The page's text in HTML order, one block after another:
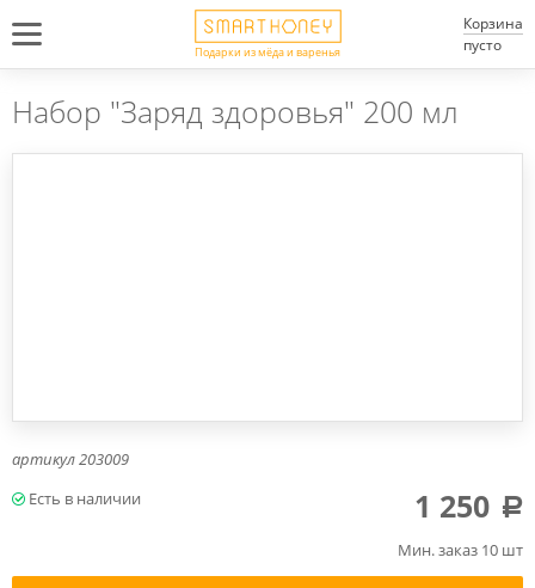
Подарки из мёда и варенья
Корзина
пусто
Набор "Заряд здоровья" 200 мл
артикул203009
Мин. заказ 10 шт
1 250 a